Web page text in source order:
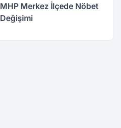
MHP Merkez İlçede Nöbet
Değişimi